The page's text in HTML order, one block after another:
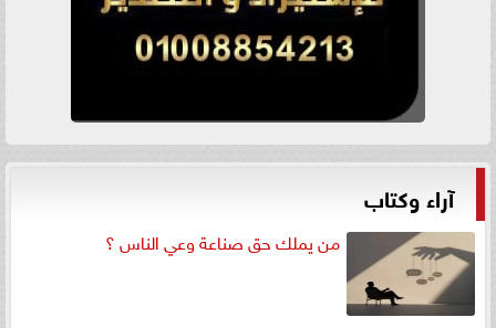
آراء وكتاب
من يملك حق صناعة وعي الناس ؟